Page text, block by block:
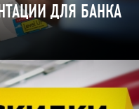
ДЛЯ БАНКА